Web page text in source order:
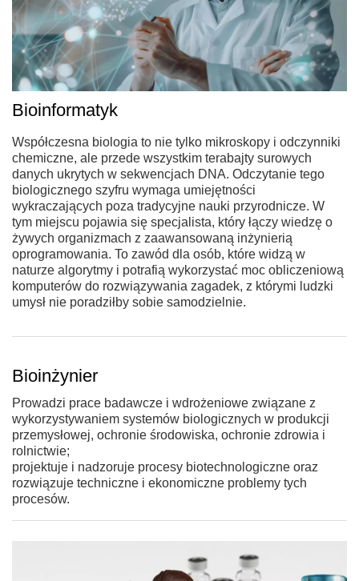
Bioinformatyk
Współczesna biologia to nie tylko mikroskopy i odczynniki
chemiczne, ale przede wszystkim terabajty surowych
danych ukrytych w sekwencjach DNA. Odczytanie tego
biologicznego szyfru wymaga umiejętności
wykraczających poza tradycyjne nauki przyrodnicze. W
tym miejscu pojawia się specjalista, który łączy wiedzę o
żywych organizmach z zaawansowaną inżynierią
oprogramowania. To zawód dla osób, które widzą w
naturze algorytmy i potrafią wykorzystać moc obliczeniową
komputerów do rozwiązywania zagadek, z którymi ludzki
umysł nie poradziłby sobie samodzielnie.
Bioinżynier
Prowadzi prace badawcze i wdrożeniowe związane z
wykorzystywaniem systemów biologicznych w produkcji
przemysłowej, ochronie środowiska, ochronie zdrowia i
rolnictwie;
projektuje i nadzoruje procesy biotechnologiczne oraz
rozwiązuje techniczne i ekonomiczne problemy tych
procesów.